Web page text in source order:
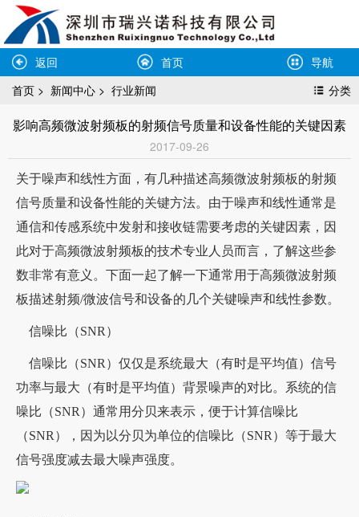
返回 首页
导航
分类
首页 > 新闻中心 > 行业新闻
影响高频微波射频板的射频信号质量和设备性能的关键因素
2017-09-26
关于噪声和线性方面，有几种描述高频微波射频板的射频
信号质量和设备性能的关键方法。由于噪声和线性通常是
通信和传感系统中发射和接收链需要考虑的关键因素，因
此对于高频微波射频板的技术专业人员而言，了解这些参
数非常有意义。下面一起了解一下通常用于高频微波射频
板描述射频/微波信号和设备的几个关键噪声和线性参数。
信噪比（SNR）
信噪比（SNR）仅仅是系统最大（有时是平均值）信号
功率与最大（有时是平均值）背景噪声的对比。系统的信
噪比（SNR）通常用分贝来表示，便于计算信噪比
（SNR），因为以分贝为单位的信噪比（SNR）等于最大
信号强度减去最大噪声强度。